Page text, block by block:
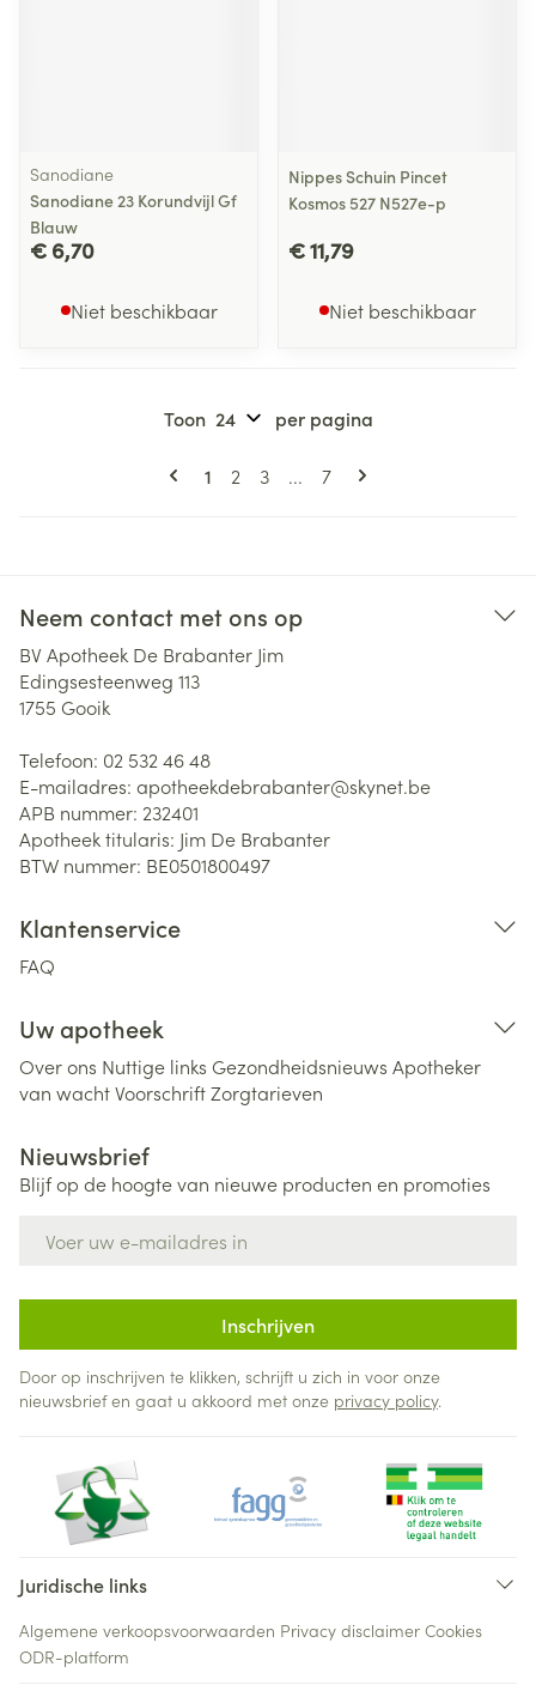
Sanodiane
Sanodiane 23 Korundvijl Gf
Blauw
€ 6,70
Niet beschikbaar
Nippes Schuin Pincet
Kosmos 527 N527e-p
€ 11,79
Niet beschikbaar
Pagina's
U lees momenteel pagina
1 Pagina
2 Pagina
3 ... Pagina
7
Toon per pagina
Neem contact met ons op
BV Apotheek De Brabanter Jim
Edingsesteenweg 113
1755 Gooik
Telefoon: 02 532 46 48
E-mailadres: apotheekdebrabanter@skynet.be
APB nummer: 232401
Apotheek titularis: Jim De Brabanter
BTW nummer: BE0501800497
Klantenservice
FAQ
Uw apotheek
Over ons Nuttige links Gezondheidsnieuws Apotheker
van wachtVoorschriftZorgtarieven
Nieuwsbrief
Blijf op de hoogte van nieuwe producten en promoties
Inschrijven
Door op inschrijven te klikken, schrijft u zich in voor onze
nieuwsbrief en gaat u akkoord met onze privacy policy.
Juridische links
Algemene verkoopsvoorwaarden Privacy disclaimer Cookies
ODR-platform